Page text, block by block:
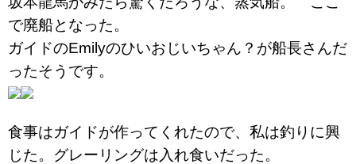
で廃船となった。
ガイドのEmilyのひいおじいちゃん？が船長さんだ
ったそうです。
食事はガイドが作ってくれたので、私は釣りに興
じた。グレーリングは入れ食いだった。